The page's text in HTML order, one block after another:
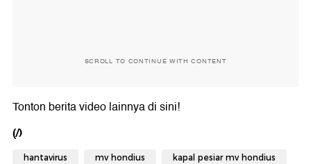
SCROLL TO CONTINUE WITH CONTENT
Tonton berita video lainnya di sini!
(/)
hantavirus mv hondius kapal pesiar mv hondius